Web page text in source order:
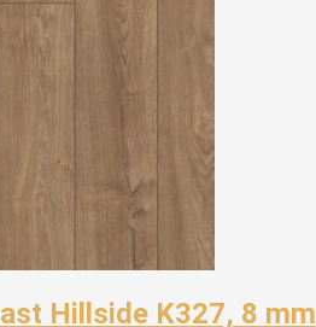
Hillside K327, 8 mm